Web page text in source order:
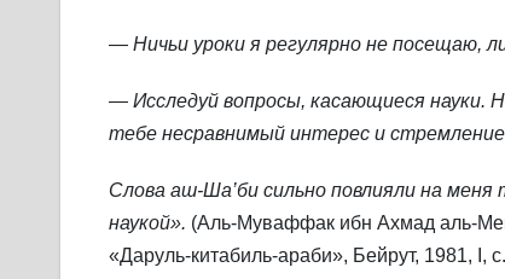
— Ничьи уроки я регулярно не посещаю,
— Исследуй вопросы, касающиеся науки.
тебе несравнимый интерес и
Слова аш-Ша’би сильно повлияли на
наукой». (Аль-Муваффак ибн Ахмад аль-
«Даруль-китабиль-араби», Бейрут, 1981, I,